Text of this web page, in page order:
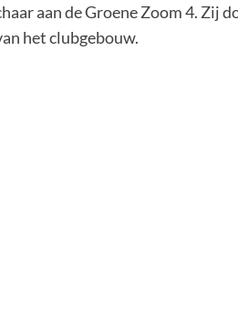
aan de Groene Zoom 4. Zij
het clubgebouw.